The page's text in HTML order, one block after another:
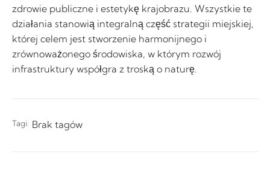
zdrowie publiczne i estetykę krajobrazu. Wszystkie te
działania stanowią integralną część strategii miejskiej,
której celem jest stworzenie harmonijnego i
zrównoważonego środowiska, w którym rozwój
infrastruktury współgra z troską o naturę.
Tagi: Brak tagów